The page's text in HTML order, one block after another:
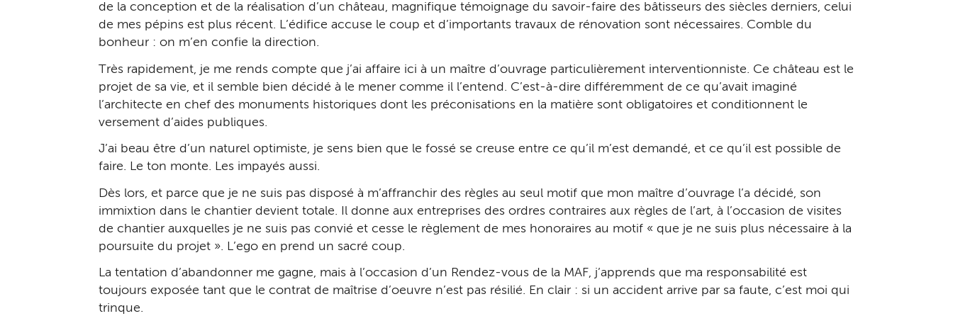
de la conception et de la réalisation d’un château, magnifique témoignage du savoir-faire des bâtisseurs des siècles derniers, celui
de mes pépins est plus récent. L’édifice accuse le coup et d’importants travaux de rénovation sont nécessaires. Comble du
bonheur : on m’en confie la direction.
Très rapidement, je me rends compte que j’ai affaire ici à un maître d’ouvrage particulièrement interventionniste. Ce château est le
projet de sa vie, et il semble bien décidé à le mener comme il l’entend. C’est-à-dire différemment de ce qu’avait imaginé
l’architecte en chef des monuments historiques dont les préconisations en la matière sont obligatoires et conditionnent le
versement d’aides publiques.
J’ai beau être d’un naturel optimiste, je sens bien que le fossé se creuse entre ce qu’il m’est demandé, et ce qu’il est possible de
faire. Le ton monte. Les impayés aussi.
Dès lors, et parce que je ne suis pas disposé à m’affranchir des règles au seul motif que mon maître d’ouvrage l’a décidé, son
immixtion dans le chantier devient totale. Il donne aux entreprises des ordres contraires aux règles de l’art, à l’occasion de visites
de chantier auxquelles je ne suis pas convié et cesse le règlement de mes honoraires au motif « que je ne suis plus nécessaire à la
poursuite du projet ». L’ego en prend un sacré coup.
La tentation d’abandonner me gagne, mais à l’occasion d’un Rendez-vous de la MAF, j’apprends que ma responsabilité est
toujours exposée tant que le contrat de maîtrise d’oeuvre n’est pas résilié. En clair : si un accident arrive par sa faute, c’est moi qui
trinque.